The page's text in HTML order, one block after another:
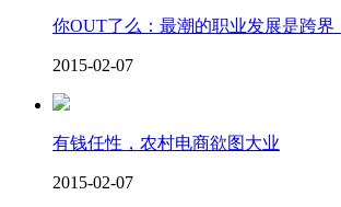
你OUT了么：最潮的职业发展是跨界
2015-02-07
有钱任性，农村电商欲图大业
2015-02-07